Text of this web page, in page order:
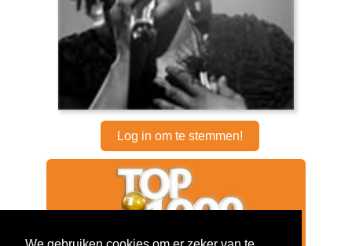
Log in om te stemmen!